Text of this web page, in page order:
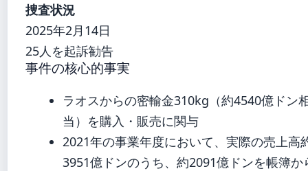
捜査状況
2025年2月14日
25人を起訴勧告
事件の核心的事実
ラオスからの密輸金310kg（約4540億ドン
当）を購入・販売に関与
2021年の事業年度において、実際の売上高
3951億ドンのうち、約2091億ドンを帳簿か